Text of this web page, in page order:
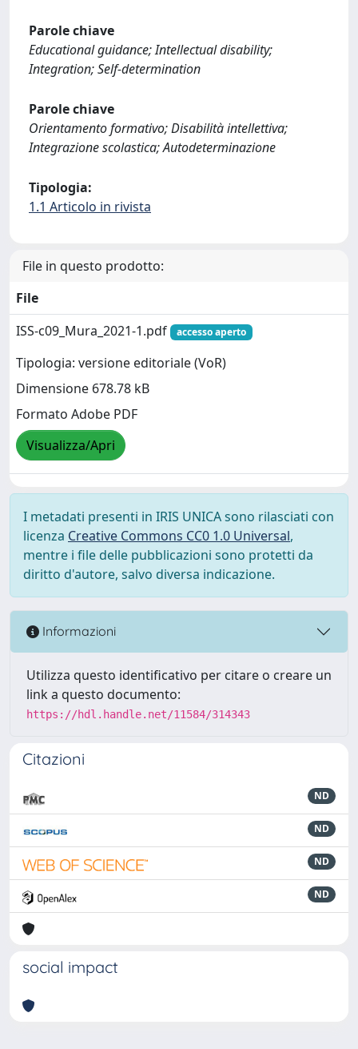
Parole chiave
Educational guidance; Intellectual disability;
Integration; Self-determination
Parole chiave
Orientamento formativo; Disabilità intellettiva;
Integrazione scolastica; Autodeterminazione
Tipologia:
1.1 Articolo in rivista
File in questo prodotto:
File
ISS-c09_Mura_2021-1.pdf
accesso aperto
Tipologia: versione editoriale (VoR)
Dimensione 678.78 kB
Formato Adobe PDF
Visualizza/Apri
I metadati presenti in IRIS UNICA sono rilasciati con
licenza Creative Commons CC0 1.0 Universal,
mentre i file delle pubblicazioni sono protetti da
diritto d'autore, salvo diversa indicazione.
Informazioni
Utilizza questo identificativo per citare o creare un
link a questo documento:
https://hdl.handle.net/11584/314343
Citazioni
ND
ND
ND
ND
social impact